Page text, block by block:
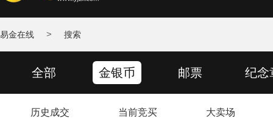
易金在线 > 搜索
全部 金银币 邮票 纪念
历史成交 当前竞买 大卖场